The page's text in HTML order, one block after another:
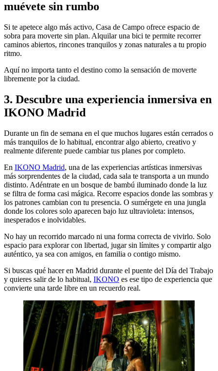
muévete sin rumbo
Si te apetece algo más activo, Casa de Campo ofrece espacio de
sobra para moverte sin plan. Alquilar una bici te permite recorrer
caminos abiertos, rincones tranquilos y zonas naturales a tu propio
ritmo.
Aquí no importa tanto el destino como la sensación de moverte
libremente por la ciudad.
3. Descubre una experiencia inmersiva en
IKONO Madrid
Durante un fin de semana en el que muchos lugares están cerrados o
más tranquilos de lo habitual, encontrar algo abierto, creativo y
realmente diferente puede cambiar tus planes por completo.
En IKONO Madrid, una de las experiencias artísticas inmersivas
más sorprendentes de la ciudad, cada sala te transporta a un mundo
distinto. Adéntrate en un bosque de bambú iluminado donde la luz
se filtra de forma casi mágica. Recorre espacios donde las sombras y
los patrones cambian con tu presencia. O sumérgete en una jungla
donde los colores solo aparecen bajo luz ultravioleta: intensos,
inesperados e inolvidables.
No hay un recorrido marcado ni una forma correcta de vivirlo. Solo
espacio para explorar con libertad, jugar sin límites y compartir algo
auténtico, ya sea con amigos, en familia o contigo mismo.
Si buscas qué hacer en Madrid durante el puente del Día del Trabajo
y quieres salir de lo habitual, IKONO es ese tipo de experiencia que
convierte una tarde libre en un recuerdo real.